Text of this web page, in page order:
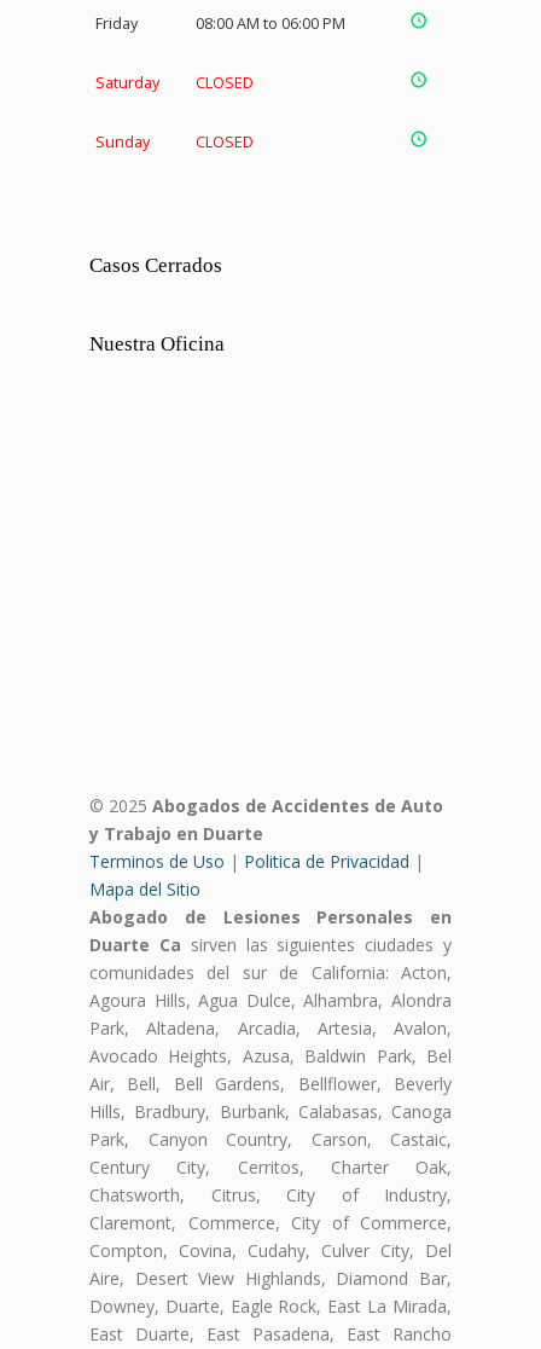
Friday 08:00 AM to 06:00 PM
Saturday CLOSED
Sunday CLOSED
Casos Cerrados
Nuestra Oficina
© 2025 Abogados de Accidentes de Auto
y Trabajo en Duarte
Terminos de Uso | Politica de Privacidad |
Mapa del Sitio
Abogado de Lesiones Personales en
Duarte Ca sirven las siguientes ciudades y
comunidades del sur de California: Acton,
Agoura Hills, Agua Dulce, Alhambra, Alondra
Park, Altadena, Arcadia, Artesia, Avalon,
Avocado Heights, Azusa, Baldwin Park, Bel
Air, Bell, Bell Gardens, Bellflower, Beverly
Hills, Bradbury, Burbank, Calabasas, Canoga
Park, Canyon Country, Carson, Castaic,
Century City, Cerritos, Charter Oak,
Chatsworth, Citrus, City of Industry,
Claremont, Commerce, City of Commerce,
Compton, Covina, Cudahy, Culver City, Del
Aire, Desert View Highlands, Diamond Bar,
Downey, Duarte, Eagle Rock, East La Mirada,
East Duarte, East Pasadena, East Rancho